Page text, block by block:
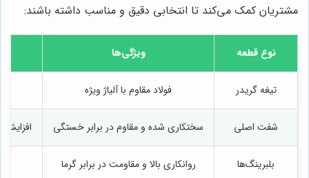
مشتریان کمک می‌کند تا انتخابی دقیق و مناسب داشته باشند:
نوع قطعه ویژگی‌ها
تیغه گريدر فولاد مقاوم با آلیاژ ویژه
شفت اصلی سختکاری شده و مقاوم در برابر خستگی
بلبرینگ‌ها روانکاری بالا و مقاومت در برابر گرما